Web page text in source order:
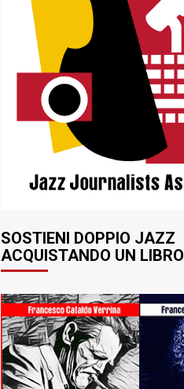
SOSTIENI DOPPIO JAZZ
ACQUISTANDO UN LIBRO